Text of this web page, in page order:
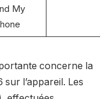
My
concerne la
sur l’appareil. Les